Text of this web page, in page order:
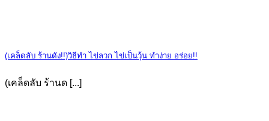
(เคล็ดลับ ร้านดัง!!)วิธีทำ ไข่ลวก ไข่เป็นวุ้น ทำง่าย อร่อย!!
(เคล็ดลับ ร้านด [...]